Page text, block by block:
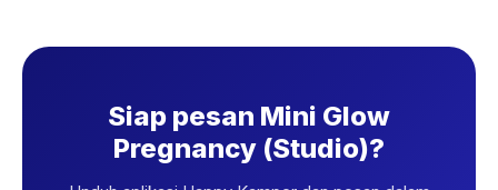
Siap pesan Mini Glow
Pregnancy (Studio)?